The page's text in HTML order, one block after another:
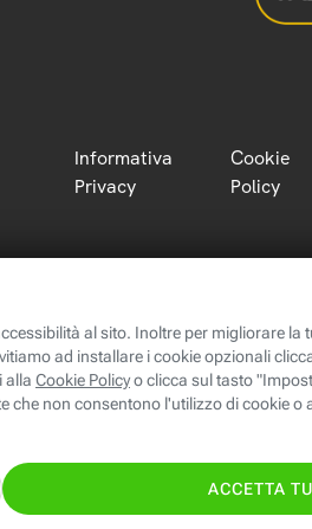
Informativa
Privacy
Cookie
Policy